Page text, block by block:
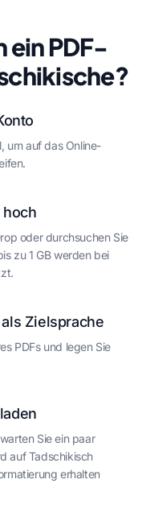
ein PDF-
um auf das Online-
hoch
oder durchsuchen Sie
zu 1 GB werden bei
Zielsprache
PDFs und legen Sie
Sie ein paar
auf Tadschikisch
erhalten